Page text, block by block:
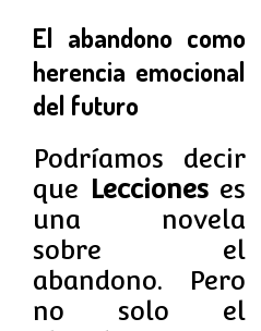
El abandono como
herencia emocional
del futuro
Podríamos decir
que Leccioneses
una novela
sobre el
abandono. Pero
no solo el